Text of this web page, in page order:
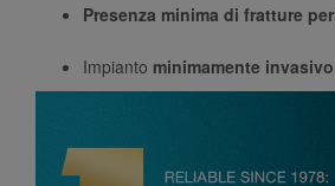
Presenza minima di fratture
Impianto minimamente invasivo